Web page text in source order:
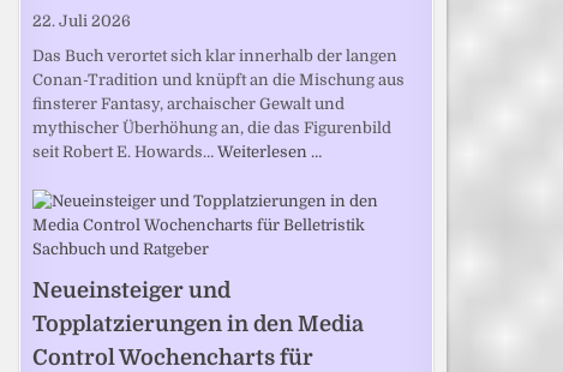
22. Juli 2026
Das Buch verortet sich klar innerhalb der langen
Conan-Tradition und knüpft an die Mischung aus
finsterer Fantasy, archaischer Gewalt und
mythischer Überhöhung an, die das Figurenbild
seit Robert E. Howards… Weiterlesen …
Neueinsteiger und
Topplatzierungen in den Media
Control Wochencharts für